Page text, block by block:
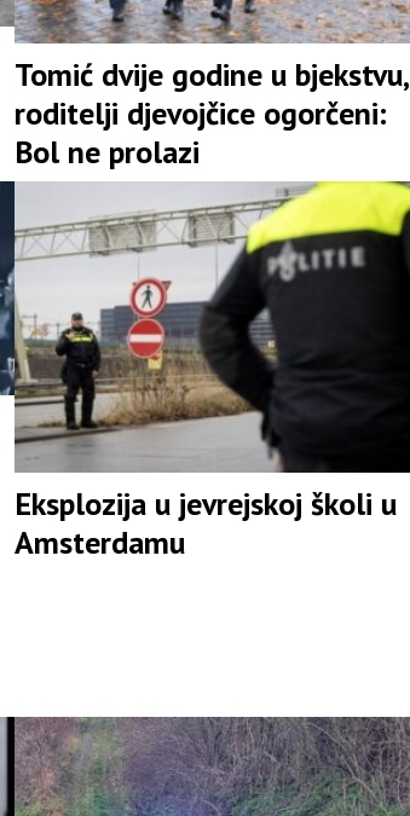
Tomić dvije godine u bjekstvu,
roditelji djevojčice ogorčeni:
Bol ne prolazi
Eksplozija u jevrejskoj školi u
Amsterdamu